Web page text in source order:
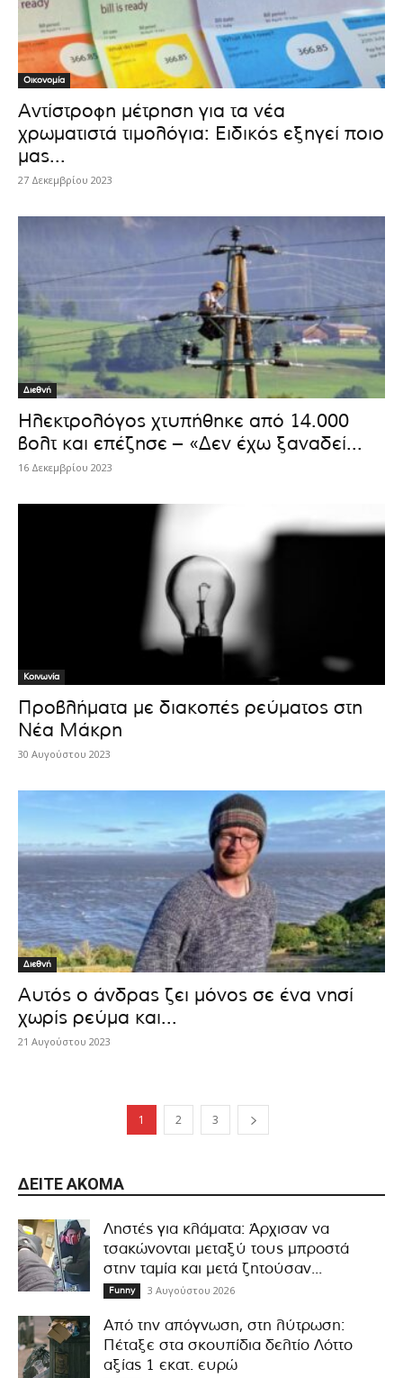
Οικονομία
Αντίστροφη μέτρηση για τα νέα
χρωματιστά τιμολόγια: Ειδικός εξηγεί ποιο
μας...
27 Δεκεμβρίου 2023
Διεθνή
Ηλεκτρολόγος χτυπήθηκε από 14.000
βολτ και επέζησε – «Δεν έχω ξαναδεί...
16 Δεκεμβρίου 2023
Κοινωνία
Προβλήματα με διακοπές ρεύματος στη
Νέα Μάκρη
30 Αυγούστου 2023
Διεθνή
Αυτός ο άνδρας ζει μόνος σε ένα νησί
χωρίς ρεύμα και...
21 Αυγούστου 2023
1 2 3
ΔΕΊΤΕ ΑΚΌΜΑ
Ληστές για κλάματα: Άρχισαν να
τσακώνονται μεταξύ τους μπροστά
στην ταμία και μετά ζητούσαν...
Funny 3 Αυγούστου 2026
Από την απόγνωση, στη λύτρωση:
Πέταξε στα σκουπίδια δελτίο Λόττο
αξίας 1 εκατ. ευρώ